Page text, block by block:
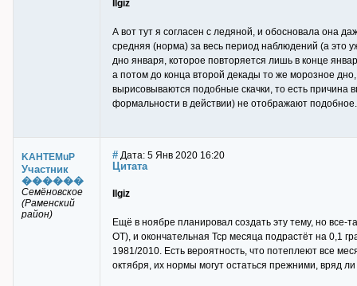
Ilgiz
А вот тут я согласен с ледяной, и обосновала она
средняя (норма) за весь период наблюдений (а это
дно января, которое повторяется лишь в конце
а потом до конца второй декады то же морозное
вырисовываются подобные скачки, то есть причина
формальности в действии) не отображают подобное.
KAHTEMuP
Участник
������
Семёновское
(Раменский
район)
# Дата: 5 Янв 2020 16:20
Цитата
Ilgiz
Ещё в ноябре планировал создать эту тему, но
ОТ), и окончательная Тср месяца подрастёт на 0,1
1981/2010. Есть вероятность, что потеплеют все
октября, их нормы могут остаться прежними, вряд